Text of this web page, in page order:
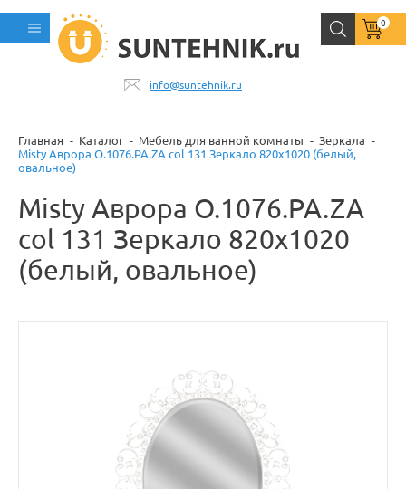
info@suntehnik.ru
0
Главная Каталог Мебель для ванной комнаты
Зеркала
Misty Аврора O.1076.PA.ZA col 131 Зеркало 820х1020 (белый,
овальное)
Misty Аврора O.1076.PA.ZA
col 131 Зеркало 820х1020
(белый, овальное)